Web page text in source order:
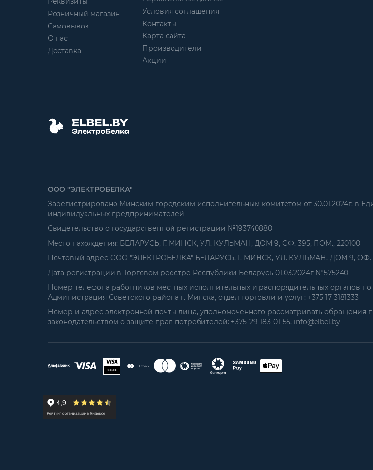
Розничный магазин
Самовывоз
О нас
Доставка
Условия соглашения
Контакты
Карта сайта
Производители
Акции
ООО "ЭЛЕКТРОБЕЛКА"
Зарегистрировано Минским городским исполнительным комитетом от 30.01.2024г. в
индивидуальных предпринимателей
Свидетельство о государственной регистрации №193740880
Место нахождения: БЕЛАРУСЬ, Г. МИНСК, УЛ. КУЛЬМАН, ДОМ 9, ОФ. 395, ПОМ., 220100
Почтовый адрес ООО "ЭЛЕКТРОБЕЛКА" БЕЛАРУСЬ, Г. МИНСК, УЛ. КУЛЬМАН, ДОМ 9, ОФ.
Дата регистрации в Торговом реестре Республики Беларусь 01.03.2024г №575240
Номер телефона работников местных исполнительных и распорядительных органов
Администрация Советского района г. Минска, отдел торговли и услуг: +375 17 3181333
Номер и адрес электронной почты лица, уполномоченного рассматривать обращения
законодательством о защите прав потребителей: +375-29-183-01-55, info@elbel.by